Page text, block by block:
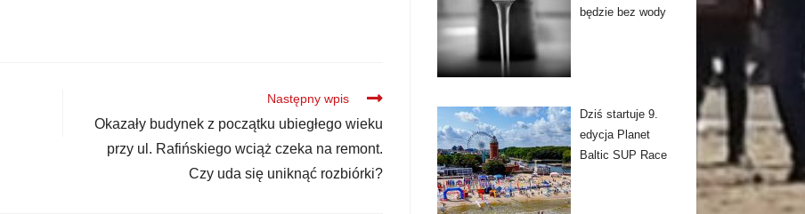
Następny wpis
Okazały budynek z początku ubiegłego wieku
przy ul. Rafińskiego wciąż czeka na remont.
Czy uda się uniknąć rozbiórki?
będzie bez wody
Dziś startuje 9.
edycja Planet
Baltic SUP Race